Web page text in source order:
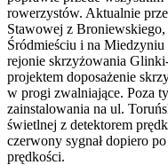
rowerzystów. Aktualnie
Stawowej z
Śródmieściu i na
rejonie skrzyżowania
projektem doposażenie
w progi zwalniające. Poza
zainstalowania na ul.
świetlnej z detektorem
czerwony sygnał dopiero
prędkości.